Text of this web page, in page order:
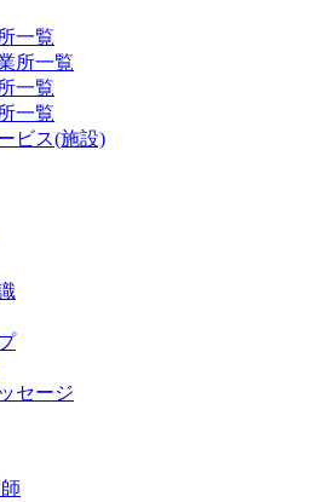
一覧
所一覧
一覧
一覧
ビス(施設)
セージ